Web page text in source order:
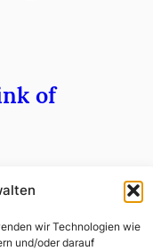
wir Technologien wie
und/oder darauf
of
Purity